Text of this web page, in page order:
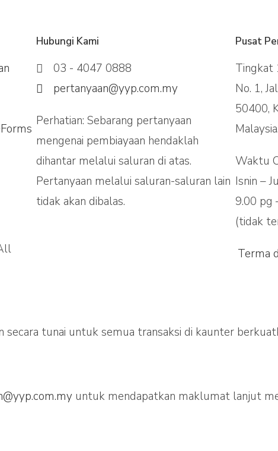
Hubungi Kami
03 - 4047 0888
pertanyaan@yyp.com.my
Perhatian: Sebarang pertanyaan
mengenai pembiayaan hendaklah
dihantar melalui saluran di atas.
Pertanyaan melalui saluran-saluran lain
tidak akan dibalas.
Pusat
Tingkat
No. 1,
50400,
Malaysia.
Waktu
Isnin –
9.00 pg
(tidak
Terma
tunai untuk semua transaksi di kaunter
untuk mendapatkan maklumat lanjut